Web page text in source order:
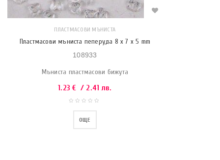
ПЛАСТМАСОВИ МЪНИСТА
Пластмасови мъниста пеперуда 8 x 7 x 5 mm
108933
Мъниста пластмасови бижута
1.23€ / 2.41 лв.
ОЩЕ